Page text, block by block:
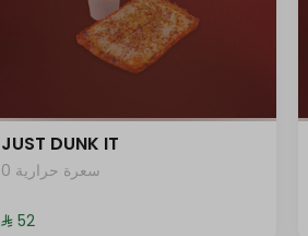
JUST DUNK IT
0 سعرة حرارية
⁨⁦‪‬ 52⁩